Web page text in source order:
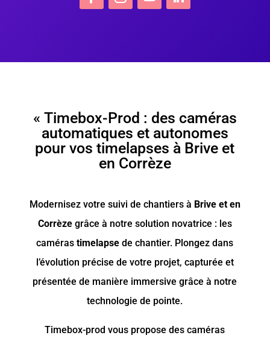
« Timebox-Prod : des caméras
automatiques et autonomes
pour vos timelapses à Brive et
en Corrèze
Modernisez votre suivi de chantiers à Brive et en
Corrèzegrâce à notre solution novatrice : les
camérastimelapse de chantier. Plongez dans
l’évolution précise de votre projet, capturée et
présentée de manière immersive grâce à notre
technologie de pointe.
Timebox-prod vous propose des caméras